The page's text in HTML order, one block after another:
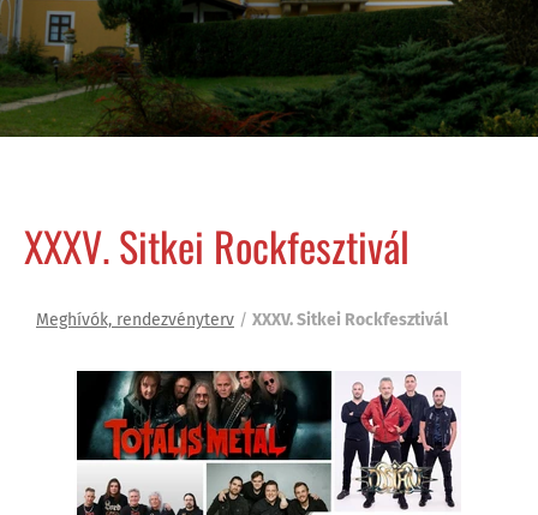
XXXV. Sitkei Rockfesztivál
Meghívók, rendezvényterv / XXXV. Sitkei Rockfesztivál